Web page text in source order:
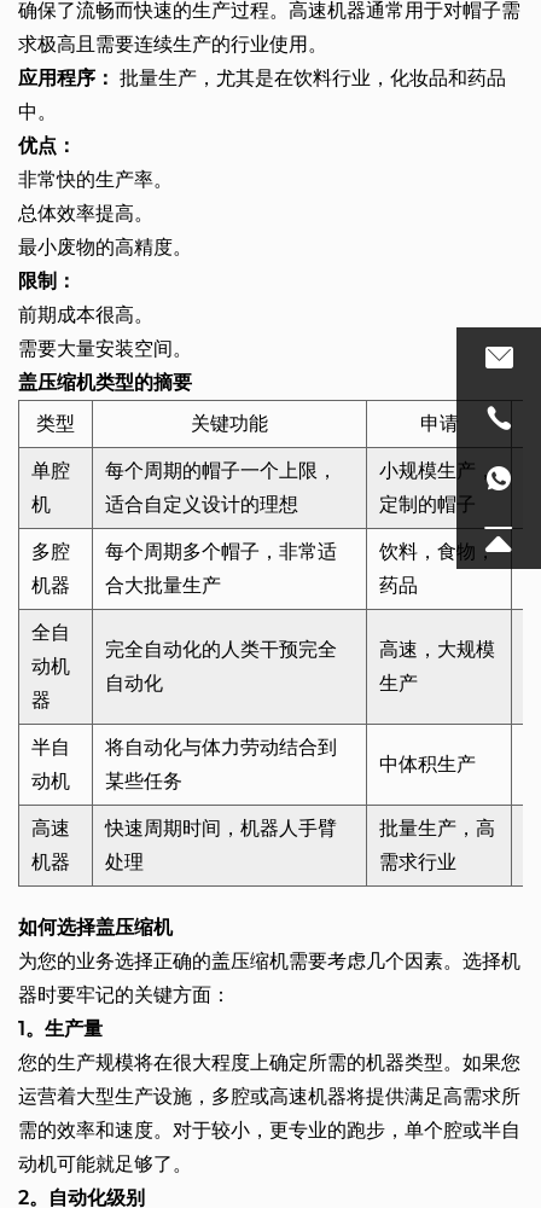
确保了流畅而快速的生产过程。高速机器通常用于对帽子需
求极高且需要连续生产的行业使用。
应用程序： 批量生产，尤其是在饮料行业，化妆品和药品
中。
优点：
非常快的生产率。
总体效率提高。
最小废物的高精度。
限制：
前期成本很高。
需要大量安装空间。
盖压缩机类型的摘要
类型
关键功能 申请
单腔
机
每个周期的帽子一个上限，
适合自定义设计的理想
小规模生产，
定制的帽子
多腔
机器
每个周期多个帽子，非常适
合大批量生产
饮料，食物，
药品
全自
动机
器
完全自动化的人类干预完全
自动化
高速，大规模
生产
半自
动机
将自动化与体力劳动结合到
某些任务
中体积生产
高速
机器
快速周期时间，机器人手臂
处理
批量生产，高
需求行业
如何选择盖压缩机
为您的业务选择正确的盖压缩机需要考虑几个因素。选择机
器时要牢记的关键方面：
1。生产量
您的生产规模将在很大程度上确定所需的机器类型。如果您
运营着大型生产设施，多腔或高速机器将提供满足高需求所
需的效率和速度。对于较小，更专业的跑步，单个腔或半自
动机可能就足够了。
2。自动化级别